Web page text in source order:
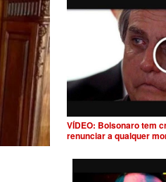
VÍDEO: Bolsonaro tem
renunciar a qualquer